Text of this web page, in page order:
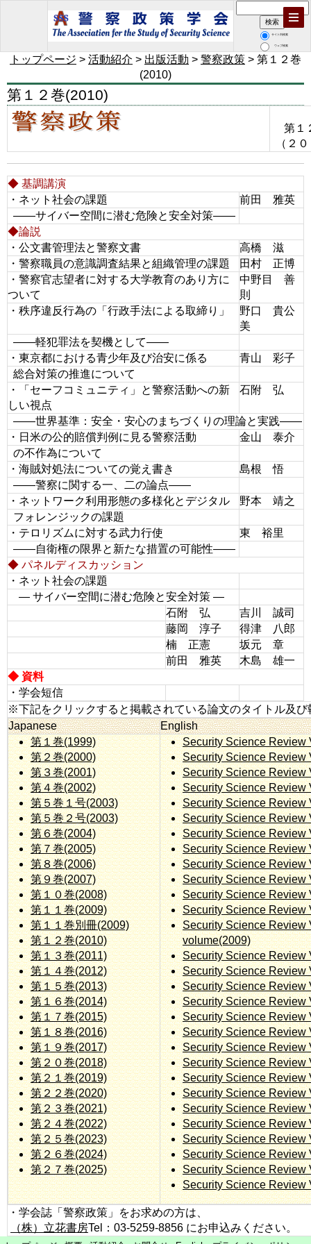
サイト内検索
ウェブ検索
トップページ > 活動紹介 > 出版活動 > 警察政策 > 第１２巻
(2010)
第１２巻(2010)
第１
（２
◆ 基調講演
・ネット社会の課題
前田 雅英
――サイバー空間に潜む危険と安全対策――
◆論説
・公文書管理法と警察文書
高橋 滋
・警察職員の意識調査結果と組織管理の課題
田村 正博
・警察官志望者に対する大学教育のあり方に
ついて
中野目 善
則
・秩序違反行為の「行政手法による取締り」
野口 貴公
美
――軽犯罪法を契機として――
・東京都における青少年及び治安に係る
青山 彩子
総合対策の推進について
・「セーフコミュニティ」と警察活動への新
しい視点
石附 弘
――世界基準：安全・安心のまちづくりの理論と実践――
・日米の公的賠償判例に見る警察活動
金山 泰介
の不作為について
・海賊対処法についての覚え書き
島根 悟
――警察に関する一、二の論点――
・ネットワーク利用形態の多様化とデジタル
野本 靖之
フォレンジックの課題
・テロリズムに対する武力行使
東 裕里
――自衛権の限界と新たな措置の可能性――
◆ パネルディスカッション
・ネット社会の課題
― サイバー空間に潜む危険と安全対策 ―
石附 弘
吉川 誠司
藤岡 淳子
得津 八郎
楠 正憲
坂元 章
前田 雅英
木島 雄一
◆ 資料
・学会短信
※下記をクリックすると掲載されている論文のタイトル及
Japanese
English
第１巻(1999)
第２巻(2000)
第３巻(2001)
第４巻(2002)
第５巻１号(2003)
第５巻２号(2003)
第６巻(2004)
第７巻(2005)
第８巻(2006)
第９巻(2007)
第１０巻(2008)
第１１巻(2009)
第１１巻別冊(2009)
第１２巻(2010)
第１３巻(2011)
第１４巻(2012)
第１５巻(2013)
第１６巻(2014)
第１７巻(2015)
第１８巻(2016)
第１９巻(2017)
第２０巻(2018)
第２１巻(2019)
第２２巻(2020)
第２３巻(2021)
第２４巻(2022)
第２５巻(2023)
第２６巻(2024)
第２７巻(2025)
Security Science Review
Security Science Review
Security Science Review
Security Science Review
Security Science Review
Security Science Review
Security Science Review
Security Science Review
Security Science Review
Security Science Review
Security Science Review
Security Science Review
Security Science Review
volume(2009)
Security Science Review
Security Science Review
Security Science Review
Security Science Review
Security Science Review
Security Science Review
Security Science Review
Security Science Review
Security Science Review
Security Science Review
Security Science Review
Security Science Review
Security Science Review
Security Science Review
Security Science Review
Security Science Review
・学会誌「警察政策」をお求めの方は、
（株）立花書房Tel：03-5259-8856 にお申込みください。